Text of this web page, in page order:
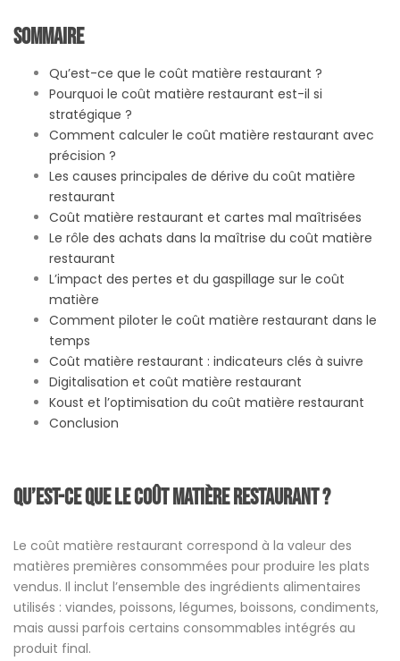
Sommaire
Qu’est-ce que le coût matière restaurant ?
Pourquoi le coût matière restaurant est-il si
stratégique ?
Comment calculer le coût matière restaurant avec
précision ?
Les causes principales de dérive du coût matière
restaurant
Coût matière restaurant et cartes mal maîtrisées
Le rôle des achats dans la maîtrise du coût matière
restaurant
L’impact des pertes et du gaspillage sur le coût
matière
Comment piloter le coût matière restaurant dans le
temps
Coût matière restaurant : indicateurs clés à suivre
Digitalisation et coût matière restaurant
Koust et l’optimisation du coût matière restaurant
Conclusion
Qu’est-ce que le coût matière restaurant ?
Le coût matière restaurant correspond à la valeur des
matières premières consommées pour produire les plats
vendus. Il inclut l’ensemble des ingrédients alimentaires
utilisés : viandes, poissons, légumes, boissons, condiments,
mais aussi parfois certains consommables intégrés au
produit final.